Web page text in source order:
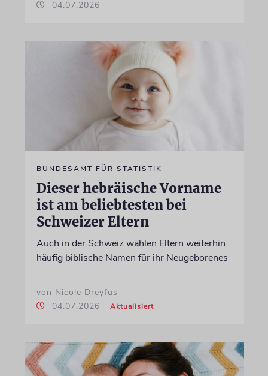
04.07.2026
BUNDESAMT FÜR STATISTIK
Dieser hebräische Vorname
ist am beliebtesten bei
Schweizer Eltern
Auch in der Schweiz wählen Eltern weiterhin
häufig biblische Namen für ihr Neugeborenes
von Nicole Dreyfus
04.07.2026
Aktualisiert